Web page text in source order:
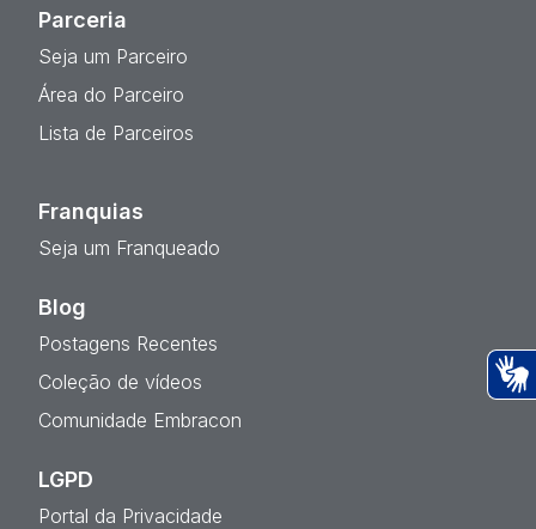
Parceria
Seja um Parceiro
Área do Parceiro
Lista de Parceiros
Franquias
Seja um Franqueado
Blog
Postagens Recentes
Coleção de vídeos
Comunidade Embracon
LGPD
Portal da Privacidade